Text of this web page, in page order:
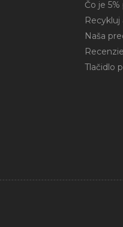
Čo je
Recykluj
Naša
Tlačidlo